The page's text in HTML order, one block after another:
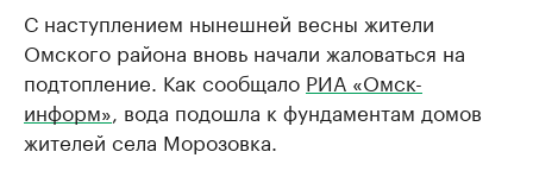
С наступлением нынешней весны жители
Омского района вновь начали жаловаться на
подтопление. Как сообщало РИА «Омск-
информ», вода подошла к фундаментам домов
жителей села Морозовка.